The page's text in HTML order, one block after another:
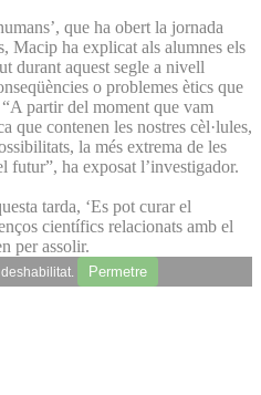
que ha obert la jornada
Macip ha explicat als alumnes els
durant aquest segle a nivell
o problemes ètics que
partir del moment que vam
que contenen les nostres cèl·lules,
la més extrema de les
futur”, ha exposat l’investigador.
tarda, ‘Es pot curar el
científics relacionats amb el
per assolir.
Permetre